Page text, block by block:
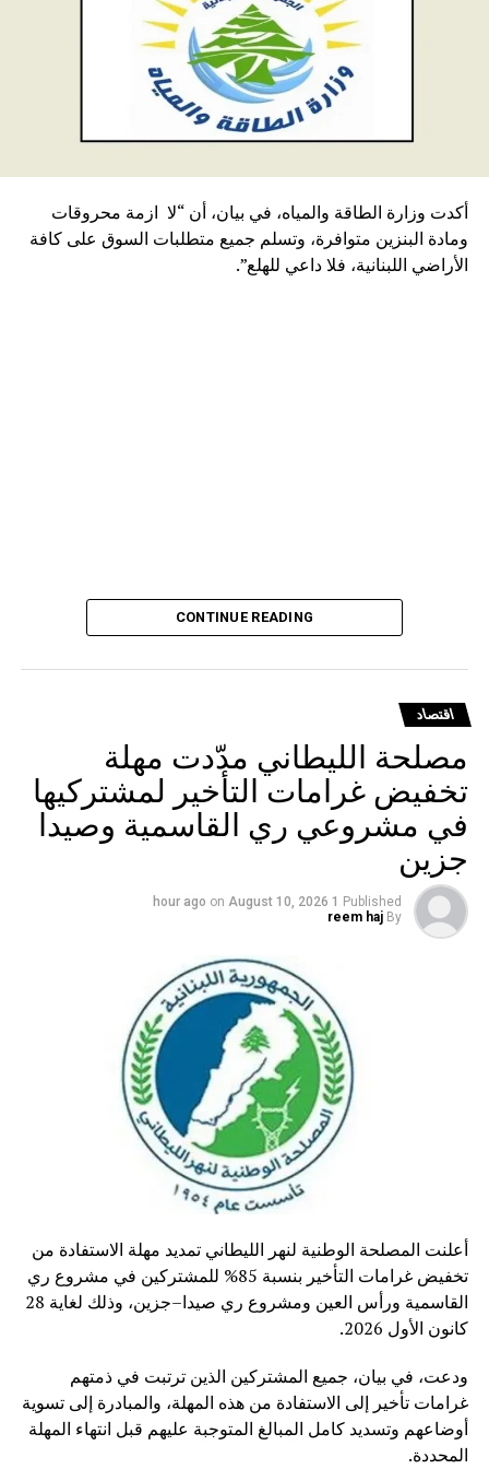
أكدت وزارة الطاقة والمياه، في بيان، أن “لا ازمة محروقات
ومادة البنزين متوافرة، وتسلم جميع متطلبات السوق على كافة
الأراضي اللبنانية، فلا داعي للهلع”.
CONTINUE READING
اقتصاد
مصلحة الليطاني مدّدت مهلة
تخفيض غرامات التأخير لمشتركيها
في مشروعي ري القاسمية وصيدا
جزين
Published
1 hour ago
on August 10, 2026
By
reem haj
أعلنت المصلحة الوطنية لنهر الليطاني تمديد مهلة الاستفادة من
تخفيض غرامات التأخير بنسبة 85% للمشتركين في مشروع ري
القاسمية ورأس العين ومشروع ري صيدا–جزين، وذلك لغاية 28
كانون الأول 2026.
ودعت، في بيان، جميع المشتركين الذين ترتبت في ذمتهم
غرامات تأخير إلى الاستفادة من هذه المهلة، والمبادرة إلى تسوية
أوضاعهم وتسديد كامل المبالغ المتوجبة عليهم قبل انتهاء المهلة
المحددة.